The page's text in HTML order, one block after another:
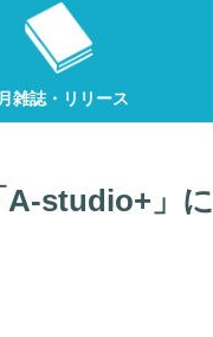
雑誌・リリース
A-studio+」に